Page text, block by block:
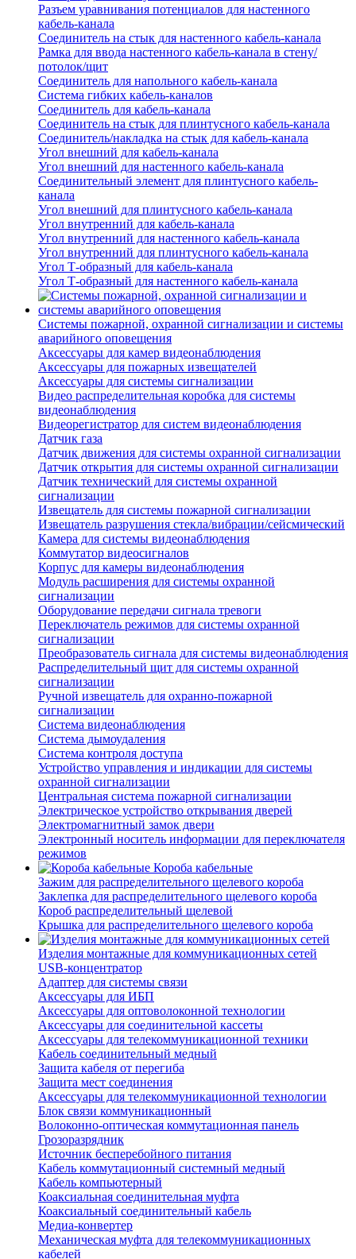
Разъем уравнивания потенциалов для настенного
кабель-канала
Соединитель на стык для настенного кабель-канала
Рамка для ввода настенного кабель-канала в стену/
потолок/щит
Соединитель для напольного кабель-канала
Система гибких кабель-каналов
Соединитель для кабель-канала
Соединитель на стык для плинтусного кабель-канала
Соединитель/накладка на стык для кабель-канала
Угол внешний для кабель-канала
Угол внешний для настенного кабель-канала
Соединительный элемент для плинтусного кабель-
канала
Угол внешний для плинтусного кабель-канала
Угол внутренний для кабель-канала
Угол внутренний для настенного кабель-канала
Угол внутренний для плинтусного кабель-канала
Угол Т-образный для кабель-канала
Угол Т-образный для настенного кабель-канала
Системы пожарной, охранной сигнализации и системы
аварийного оповещения
Аксессуары для камер видеонаблюдения
Аксессуары для пожарных извещателей
Аксессуары для системы сигнализации
Видео распределительная коробка для системы
видеонаблюдения
Видеорегистратор для систем видеонаблюдения
Датчик газа
Датчик движения для системы охранной сигнализации
Датчик открытия для системы охранной сигнализации
Датчик технический для системы охранной
сигнализации
Извещатель для системы пожарной сигнализации
Извещатель разрушения стекла/вибрации/сейсмический
Камера для системы видеонаблюдения
Коммутатор видеосигналов
Корпус для камеры видеонаблюдения
Модуль расширения для системы охранной
сигнализации
Оборудование передачи сигнала тревоги
Переключатель режимов для системы охранной
сигнализации
Преобразователь сигнала для системы видеонаблюдения
Распределительный щит для системы охранной
сигнализации
Ручной извещатель для охранно-пожарной
сигнализации
Система видеонаблюдения
Система дымоудаления
Система контроля доступа
Устройство управления и индикации для системы
охранной сигнализации
Центральная система пожарной сигнализации
Электрическое устройство открывания дверей
Электромагнитный замок двери
Электронный носитель информации для переключателя
режимов
Короба кабельные
Зажим для распределительного щелевого короба
Заклепка для распределительного щелевого короба
Короб распределительный щелевой
Крышка для распределительного щелевого короба
Изделия монтажные для коммуникационных сетей
USB-концентратор
Адаптер для системы связи
Аксессуары для ИБП
Аксессуары для оптоволоконной технологии
Аксессуары для соединительной кассеты
Аксессуары для телекоммуникационной техники
Кабель соединительный медный
Защита кабеля от перегиба
Защита мест соединения
Аксессуары для телекоммуникационной технологии
Блок связи коммуникационный
Волоконно-оптическая коммутационная панель
Грозоразрядник
Источник бесперебойного питания
Кабель коммутационный системный медный
Кабель компьютерный
Коаксиальная соединительная муфта
Коаксиальный соединительный кабель
Медиа-конвертер
Механическая муфта для телекоммуникационных
кабелей